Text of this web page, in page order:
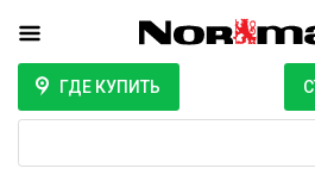
ГДЕ КУПИТЬ